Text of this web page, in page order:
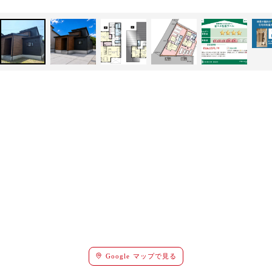
Google マップで見る